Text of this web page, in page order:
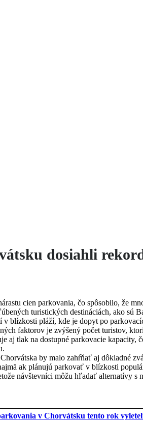
dosiahli
cien parkovania, čo spôsobilo, že
turistických destináciách, ako sú
blízkosti pláží, kde je dopyt po
faktorov je zvýšený počet turistov,
aj tlak na dostupné parkovacie kapacity,
by malo zahŕňať aj dôkladné
ak plánujú parkovať v blízkosti
návštevníci môžu hľadať alternatívy s